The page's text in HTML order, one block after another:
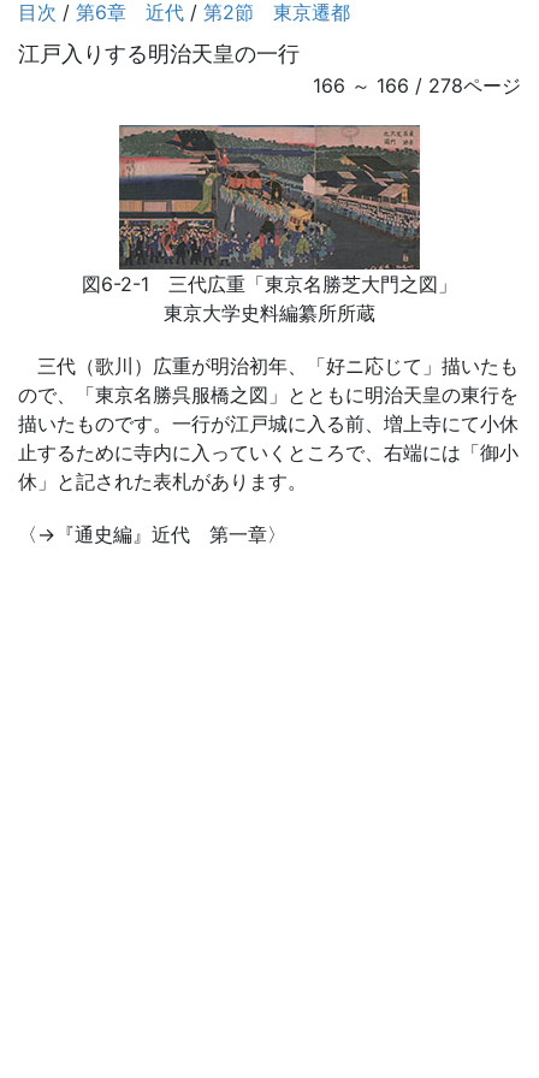
目次 / 第6章 近代 / 第2節 東京遷都
江戸入りする明治天皇の一行
166 ～ 166 / 278ページ
図6-2-1 三代広重「東京名勝芝大門之図」
東京大学史料編纂所所蔵
三代（歌川）広重が明治初年、「好ニ応じて」描いたも
ので、「東京名勝呉服橋之図」とともに明治天皇の東行を
描いたものです。一行が江戸城に入る前、増上寺にて小休
止するために寺内に入っていくところで、右端には「御小
休」と記された表札があります。
〈→『通史編』近代 第一章〉